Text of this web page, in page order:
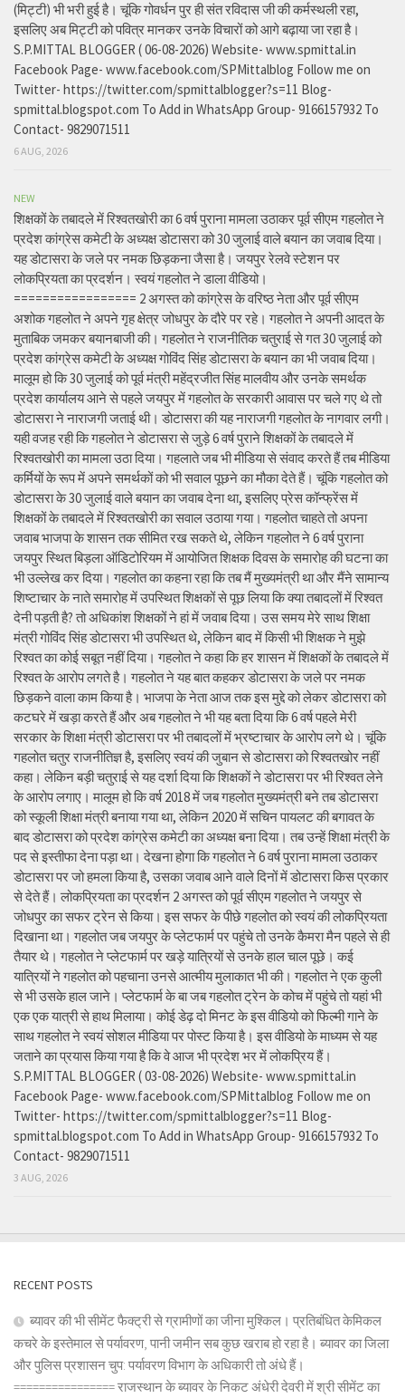
(मिट्टी) भी भरी हुई है। चूंकि गोवर्धन पुर ही संत रविदास जी की कर्मस्थली रहा,
इसलिए अब मिट्टी को पवित्र मानकर उनके विचारों को आगे बढ़ाया जा रहा है।
S.P.MITTAL BLOGGER ( 06-08-2026) Website- www.spmittal.in
Facebook Page- www.facebook.com/SPMittalblog Follow me on
Twitter- https://twitter.com/spmittalblogger?s=11 Blog-
spmittal.blogspot.com To Add in WhatsApp Group- 9166157932 To
Contact- 9829071511
6 AUG, 2026
NEW
शिक्षकों के तबादले में रिश्वतखोरी का 6 वर्ष पुराना मामला उठाकर पूर्व सीएम गहलोत ने
प्रदेश कांग्रेस कमेटी के अध्यक्ष डोटासरा को 30 जुलाई वाले बयान का जवाब दिया।
यह डोटासरा के जले पर नमक छिड़कना जैसा है। जयपुर रेलवे स्टेशन पर
लोकप्रियता का प्रदर्शन। स्वयं गहलोत ने डाला वीडियो।
================= 2 अगस्त को कांग्रेस के वरिष्ठ नेता और पूर्व सीएम
अशोक गहलोत ने अपने गृह क्षेत्र जोधपुर के दौरे पर रहे। गहलोत ने अपनी आदत के
मुताबिक जमकर बयानबाजी की। गहलोत ने राजनीतिक चतुराई से गत 30 जुलाई को
प्रदेश कांग्रेस कमेटी के अध्यक्ष गोविंद सिंह डोटासरा के बयान का भी जवाब दिया।
मालूम हो कि 30 जुलाई को पूर्व मंत्री महेंद्रजीत सिंह मालवीय और उनके समर्थक
प्रदेश कार्यालय आने से पहले जयपुर में गहलोत के सरकारी आवास पर चले गए थे तो
डोटासरा ने नाराजगी जताई थी। डोटासरा की यह नाराजगी गहलोत के नागवार लगी।
यही वजह रही कि गहलोत ने डोटासरा से जुड़े 6 वर्ष पुराने शिक्षकों के तबादले में
रिश्वतखोरी का मामला उठा दिया। गहलाते जब भी मीडिया से संवाद करते हैं तब मीडिया
कर्मियों के रूप में अपने समर्थकों को भी सवाल पूछने का मौका देते हैं। चूंकि गहलोत को
डोटासरा के 30 जुलाई वाले बयान का जवाब देना था, इसलिए प्रेस कॉन्फ्रेंस में
शिक्षकों के तबादले में रिश्वतखोरी का सवाल उठाया गया। गहलोत चाहते तो अपना
जवाब भाजपा के शासन तक सीमित रख सकते थे, लेकिन गहलोत ने 6 वर्ष पुराना
जयपुर स्थित बिड़ला ऑडिटोरियम में आयोजित शिक्षक दिवस के समारोह की घटना का
भी उल्लेख कर दिया। गहलोत का कहना रहा कि तब मैं मुख्यमंत्री था और मैंने सामान्य
शिष्टाचार के नाते समारोह में उपस्थित शिक्षकों से पूछ लिया कि क्या तबादलों में रिश्वत
देनी पड़ती है? तो अधिकांश शिक्षकों ने हां में जवाब दिया। उस समय मेरे साथ शिक्षा
मंत्री गोविंद सिंह डोटासरा भी उपस्थित थे, लेकिन बाद में किसी भी शिक्षक ने मुझे
रिश्वत का कोई सबूत नहीं दिया। गहलोत ने कहा कि हर शासन में शिक्षकों के तबादले में
रिश्वत के आरोप लगते है। गहलोत ने यह बात कहकर डोटासरा के जले पर नमक
छिड़कने वाला काम किया है। भाजपा के नेता आज तक इस मुद्दे को लेकर डोटासरा को
कटघरे में खड़ा करते हैं और अब गहलोत ने भी यह बता दिया कि 6 वर्ष पहले मेरी
सरकार के शिक्षा मंत्री डोटासरा पर भी तबादलों में भ्रष्टाचार के आरोप लगे थे। चूंकि
गहलोत चतुर राजनीतिज्ञ है, इसलिए स्वयं की जुबान से डोटासरा को रिश्वतखोर नहीं
कहा। लेकिन बड़ी चतुराई से यह दर्शा दिया कि शिक्षकों ने डोटासरा पर भी रिश्वत लेने
के आरोप लगाए। मालूम हो कि वर्ष 2018 में जब गहलोत मुख्यमंत्री बने तब डोटासरा
को स्कूली शिक्षा मंत्री बनाया गया था, लेकिन 2020 में सचिन पायलट की बगावत के
बाद डोटासरा को प्रदेश कांग्रेस कमेटी का अध्यक्ष बना दिया। तब उन्हें शिक्षा मंत्री के
पद से इस्तीफा देना पड़ा था। देखना होगा कि गहलोत ने 6 वर्ष पुराना मामला उठाकर
डोटासरा पर जो हमला किया है, उसका जवाब आने वाले दिनों में डोटासरा किस प्रकार
से देते हैं। लोकप्रियता का प्रदर्शन 2 अगस्त को पूर्व सीएम गहलोत ने जयपुर से
जोधपुर का सफर ट्रेन से किया। इस सफर के पीछे गहलोत को स्वयं की लोकप्रियता
दिखाना था। गहलोत जब जयपुर के प्लेटफार्म पर पहुंचे तो उनके कैमरा मैन पहले से ही
तैयार थे। गहलोत ने प्लेटफार्म पर खड़े यात्रियों से उनके हाल चाल पूछे। कई
यात्रियों ने गहलोत को पहचाना उनसे आत्मीय मुलाकात भी की। गहलोत ने एक कुली
से भी उसके हाल जाने। प्लेटफार्म के बा जब गहलोत ट्रेन के कोच में पहुंचे तो यहां भी
एक एक यात्री से हाथ मिलाया। कोई डेढ़ दो मिनट के इस वीडियो को फिल्मी गाने के
साथ गहलोत ने स्वयं सोशल मीडिया पर पोस्ट किया है। इस वीडियो के माध्यम से यह
जताने का प्रयास किया गया है कि वे आज भी प्रदेश भर में लोकप्रिय हैं।
S.P.MITTAL BLOGGER ( 03-08-2026) Website- www.spmittal.in
Facebook Page- www.facebook.com/SPMittalblog Follow me on
Twitter- https://twitter.com/spmittalblogger?s=11 Blog-
spmittal.blogspot.com To Add in WhatsApp Group- 9166157932 To
Contact- 9829071511
3 AUG, 2026
RECENT POSTS
ब्यावर की भी सीमेंट फैक्ट्री से ग्रामीणों का जीना मुश्किल। प्रतिबंधित केमिकल
कचरे के इस्तेमाल से पर्यावरण, पानी जमीन सब कुछ खराब हो रहा है। ब्यावर का जिला
और पुलिस प्रशासन चुप: पर्यावरण विभाग के अधिकारी तो अंधे हैं।
================ राजस्थान के ब्यावर के निकट अंधेरी देवरी में श्री सीमेंट का